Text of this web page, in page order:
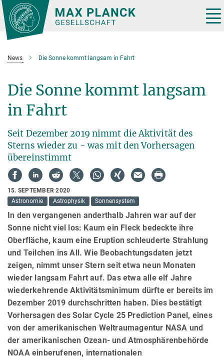
Hauptinhalt
News Die Sonne kommt langsam in Fahrt
Die Sonne kommt langsam
in Fahrt
Seit Dezember 2019 nimmt die Aktivität des
Sterns wieder zu - was mit den Vorhersagen
übereinstimmt
15. SEPTEMBER 2020
Astronomie
Astrophysik Sonnensystem
In den vergangenen anderthalb Jahren war auf der
Sonne nicht viel los: Kaum ein Fleck bedeckte ihre
Oberfläche, kaum eine Eruption schleuderte Strahlung
und Teilchen ins All. Wie Beobachtungsdaten jetzt
zeigen, nimmt unser Stern seit etwa neun Monaten
wieder langsam Fahrt auf. Das etwa alle elf Jahre
wiederkehrende Aktivitätsminimum dürfte er bereits im
Dezember 2019 durchschritten haben. Dies bestätigt
Vorhersagen des Solar Cycle 25 Prediction Panel, eines
von der amerikanischen Weltraumagentur NASA und
der amerikanischen Ozean- und Atmosphärenbehörde
NOAA einberufenen, internationalen